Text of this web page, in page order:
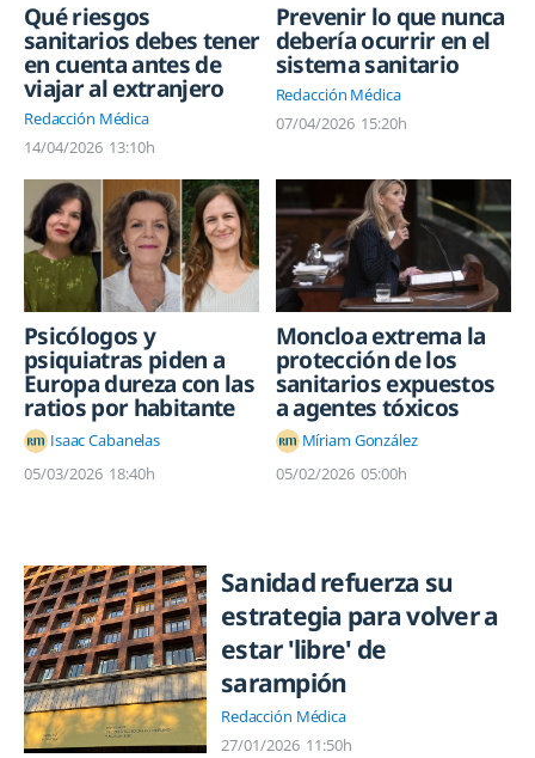
Qué riesgos
sanitarios debes tener
en cuenta antes de
viajar al extranjero
Redacción Médica
14/04/2026 13:10h
Prevenir lo que nunca
debería ocurrir en el
sistema sanitario
Redacción Médica
07/04/2026 15:20h
Psicólogos y
psiquiatras piden a
Europa dureza con las
ratios por habitante
Isaac Cabanelas
05/03/2026 18:40h
Moncloa extrema la
protección de los
sanitarios expuestos
a agentes tóxicos
Míriam González
05/02/2026 05:00h
Sanidad refuerza su
estrategia para volver a
estar 'libre' de
sarampión
Redacción Médica
27/01/2026 11:50h